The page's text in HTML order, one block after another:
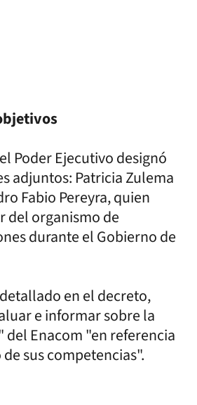
Poder Ejecutivo designó
adjuntos: Patricia Zulema
Fabio Pereyra, quien
del organismo de
durante el Gobierno de
en el decreto,
e informar sobre la
Enacom "en referencia
sus competencias".